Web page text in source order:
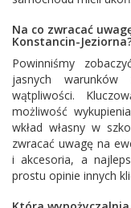
Na co zwracać
Konstancin-
Powinniśmy
jasnych
wątpliwości.
możliwość
wkład własny w
zwracać uwagę na
i akcesoria, a
prostu opinie innych